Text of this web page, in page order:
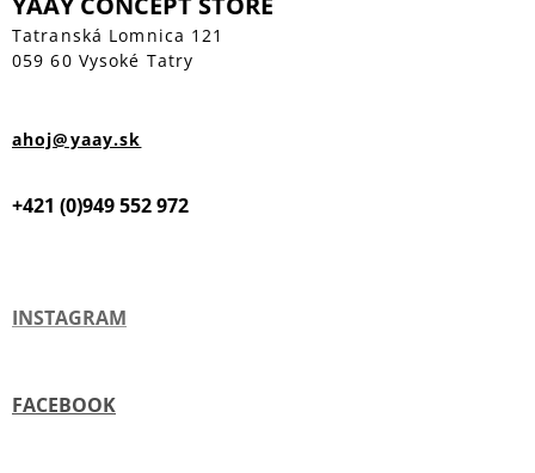
Tatranská Lomnica 121
059 60 Vysoké Tatry
ahoj@yaay.sk
+421 (0)949 552 972
INSTAGRAM
FACEBOOK